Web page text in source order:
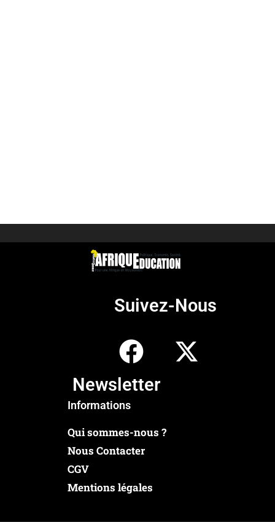
Suivez-Nous
Newsletter
Informations
Qui sommes-nous ?
Nous Contacter
CGV
Mentions légales